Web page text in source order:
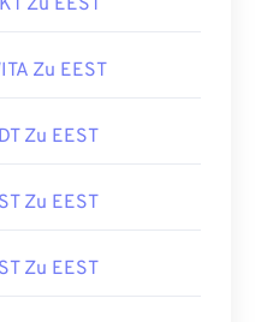
Zu EEST
Zu EEST
Zu EEST
Zu EEST
Zu EEST